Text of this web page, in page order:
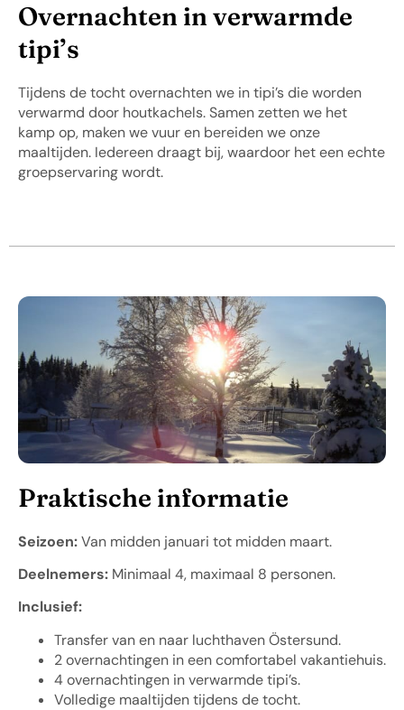
Overnachten in verwarmde
tipi’s
Tijdens de tocht overnachten we in tipi’s die worden
verwarmd door houtkachels. Samen zetten we het
kamp op, maken we vuur en bereiden we onze
maaltijden. Iedereen draagt bij, waardoor het een echte
groepservaring wordt.
Praktische informatie
Seizoen:Van midden januari tot midden maart.
Deelnemers: Minimaal 4, maximaal 8 personen.
Inclusief:
Transfer van en naar luchthaven Östersund.
2 overnachtingen in een comfortabel vakantiehuis.
4 overnachtingen in verwarmde tipi’s.
Volledige maaltijden tijdens de tocht.